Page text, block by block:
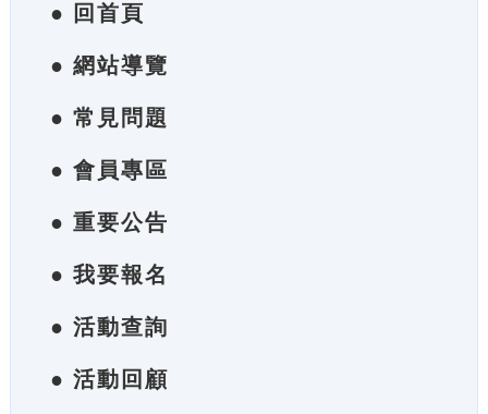
● 回首頁
● 網站導覽
● 常見問題
● 會員專區
● 重要公告
● 我要報名
● 活動查詢
● 活動回顧